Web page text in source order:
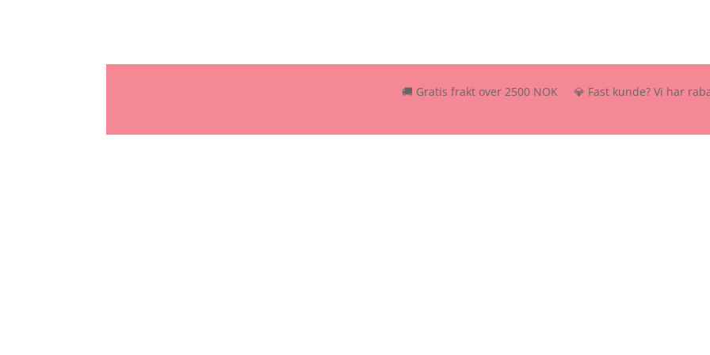
🚚 Gratis frakt over 2500 NOK 💎 Fast kunde? Vi har